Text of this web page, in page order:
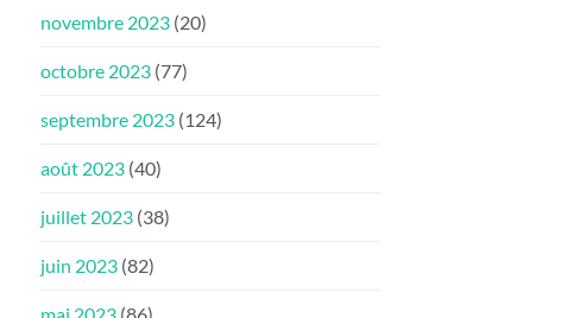
novembre 2023 (20)
octobre 2023 (77)
septembre 2023 (124)
août 2023 (40)
juillet 2023 (38)
juin 2023 (82)
mai 2023 (86)